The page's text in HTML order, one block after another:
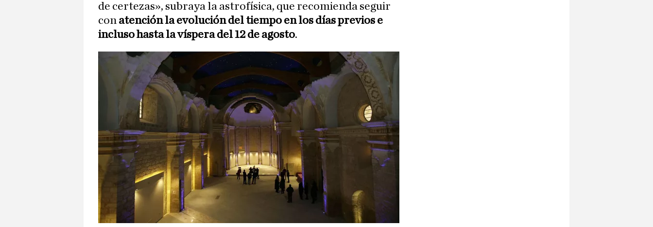
de certezas», subraya la astrofísica, que recomienda seguir
con atención la evolución del tiempo en los días previos e
incluso hasta la víspera del 12 de agosto.